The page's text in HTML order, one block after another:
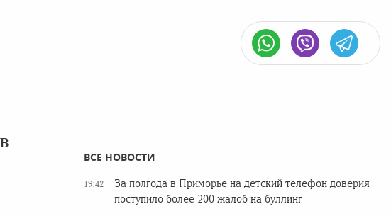
ВСЕ НОВОСТИ
19:42
За полгода в Приморье на детский телефон доверия
поступило более 200 жалоб на буллинг